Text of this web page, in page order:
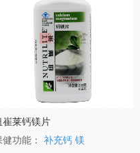
崔莱钙镁片
健功能： 补充钙 镁